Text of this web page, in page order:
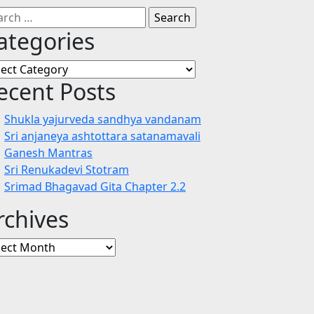
Posts
Shukla yajurveda sandhya vandanam
Sri anjaneya ashtottara satanamavali
Ganesh Mantras
Sri Renukadevi Stotram
Srimad Bhagavad Gita Chapter 2.2